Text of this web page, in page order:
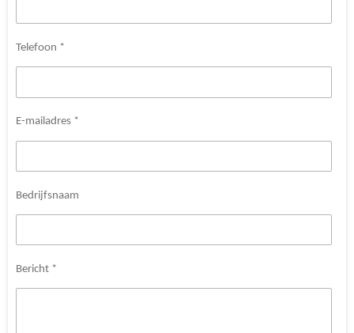
Telefoon *
E-mailadres *
Bedrijfsnaam
Bericht *